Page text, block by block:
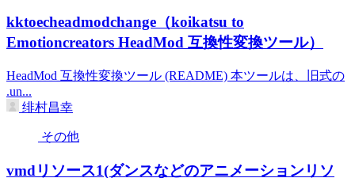
kktoecheadmodchange（koikatsu to
Emotioncreators HeadMod 互換性変換ツール）
HeadMod 互換性変換ツール (README) 本ツールは、旧式の
.un...
绯村昌幸
その他
vmdリソース1(ダンスなどのアニメーションリソ